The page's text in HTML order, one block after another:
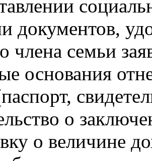
документов,
члена семьи
основания
о
о величине